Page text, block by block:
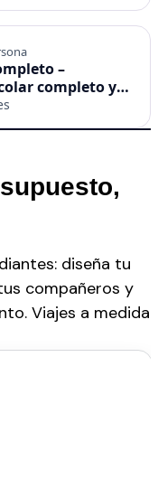
–
completo y
diseña tu
compañeros y
Viajes a medida